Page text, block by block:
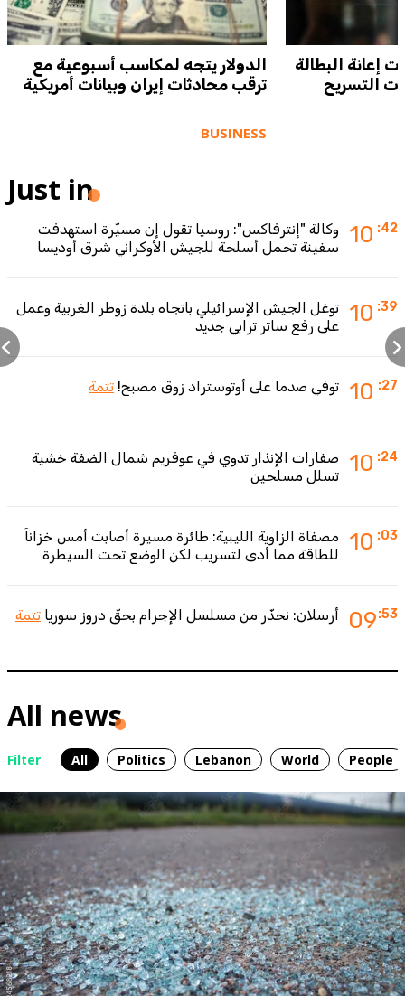
الدولار يتجه لمكاسب أسبوعية مع
ترقب محادثات إيران وبيانات أمريكية
BUSINESS
إعانة البطالة
التسريح
Just in
10 :42
وكالة "إنترفاكس": روسيا تقول إن مسيّرة استهدفت
سفينة تحمل أسلحة للجيش الأوكراني شرق أوديسا
10 :39
توغل الجيش الإسرائيلي باتجاه بلدة زوطر الغربية وعمل
على رفع ساتر ترابي جديد
10 :27 توفي صدما على أوتوستراد زوق مصبح! تتمة
10 :24
صفارات الإنذار تدوي في عوفريم شمال الضفة خشية
تسلل مسلحين
10 :03
مصفاة الزاوية الليبية: طائرة مسيرة أصابت أمس خزاناً
للطاقة مما أدى لتسريب لكن الوضع تحت السيطرة
09:53 أرسلان: نحذّر من مسلسل الإجرام بحقّ دروز سوريا تتمة
All news
Filter All Politics Lebanon World People